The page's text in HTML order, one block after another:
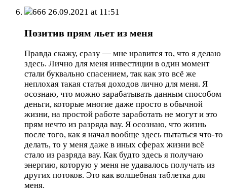
666 26.09.2021 at 11:51
Позитив прям льет из меня
Правда скажу, сразу — мне нравится то, что я делаю
здесь. Лично для меня инвестиции в один момент
стали буквально спасением, так как это всё же
неплохая такая статья доходов лично для меня. Я
осознаю, что можно зарабатывать данным способом
деньги, которые многие даже просто в обычной
жизни, на простой работе заработать не могут и это
прям нечто из разряда вау. Я осознаю, что жизнь
после того, как я начал вообще здесь пытаться что-то
делать, то у меня даже в иных сферах жизни всё
стало из разряда вау. Как будто здесь я получаю
энергию, которую у меня не удавалось получать из
других потоков. Это как волшебная таблетка для
меня.